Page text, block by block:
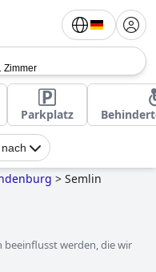
Zimmer
Parkplatz
> Semlin
beeinflusst werden, die wir